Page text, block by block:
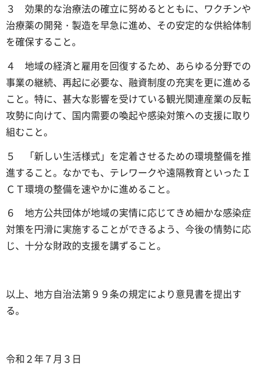
３ 効果的な治療法の確立に努めるとともに、ワクチンや
治療薬の開発・製造を早急に進め、その安定的な供給体制
を確保すること。
４ 地域の経済と雇用を回復するため、あらゆる分野での
事業の継続、再起に必要な、融資制度の充実を更に進める
こと。特に、甚大な影響を受けている観光関連産業の反転
攻勢に向けて、国内需要の喚起や感染対策への支援に取り
組むこと。
５ 「新しい生活様式」を定着させるための環境整備を推
進すること。なかでも、テレワークや遠隔教育といったＩ
ＣＴ環境の整備を速やかに進めること。
６ 地方公共団体が地域の実情に応じてきめ細かな感染症
対策を円滑に実施することができるよう、今後の情勢に応
じ、十分な財政的支援を講ずること。
以上、地方自治法第９９条の規定により意見書を提出す
る。
令和２年７月３日